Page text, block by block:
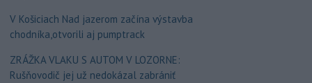
V Košiciach Nad jazerom začína výstavba
chodníka,otvorili aj pumptrack
ZRÁŽKA VLAKU S AUTOM V LOZORNE:
Rušňovodič jej už nedokázal zabrániť